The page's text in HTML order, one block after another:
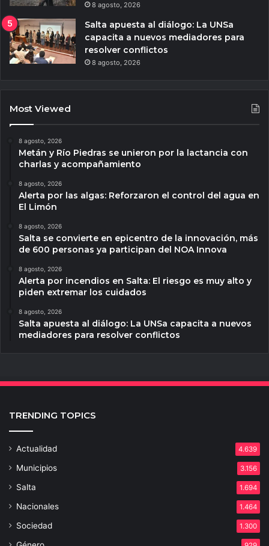
8 agosto, 2026
Salta apuesta al diálogo: La UNSa
capacita a nuevos mediadores para
resolver conflictos
8 agosto, 2026
Most Viewed
8 agosto, 2026
Metán y Río Piedras se unieron por la lactancia con
charlas y acompañamiento
8 agosto, 2026
Alerta por las algas: Reforzaron el control del agua en
El Limón
8 agosto, 2026
Salta se convierte en epicentro de la innovación, más
de 600 personas ya participan del NOA Innova
8 agosto, 2026
Alerta por incendios en Salta: El riesgo es muy alto y
piden extremar los cuidados
8 agosto, 2026
Salta apuesta al diálogo: La UNSa capacita a nuevos
mediadores para resolver conflictos
TRENDING TOPICS
Actualidad 4.639
Municipios 3.156
Salta 1.694
Nacionales 1.464
Sociedad 1.300